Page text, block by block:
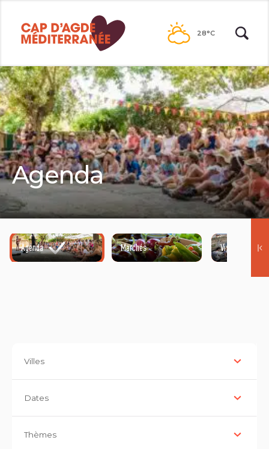
contenu
28°C
Agenda
Agenda Marchés Visites guidées
Villes
Dates
Thèmes